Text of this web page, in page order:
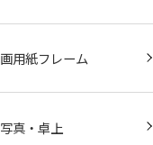
画用紙フレーム
写真・卓上